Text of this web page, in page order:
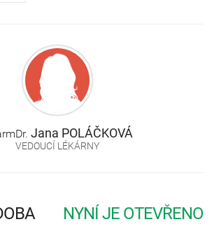
Jana POLÁČKOVÁ
VEDOUCÍ LÉKÁRNY